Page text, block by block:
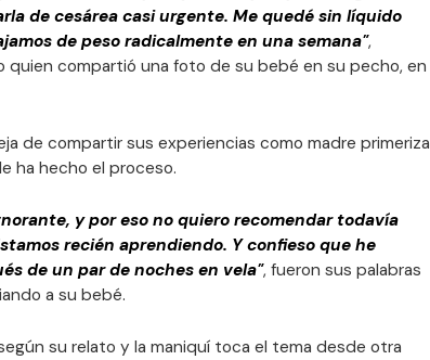
de cesárea casi urgente. Me quedé sin líquido
de peso radicalmente en una semana",
quien compartió una foto de su bebé en su pecho, en
de compartir sus experiencias como madre primeriza
ha hecho el proceso.
y por eso no quiero recomendar todavía
recién aprendiendo. Y confieso que he
de un par de noches en vela", fueron sus palabras
a su bebé.
su relato y la maniquí toca el tema desde otra